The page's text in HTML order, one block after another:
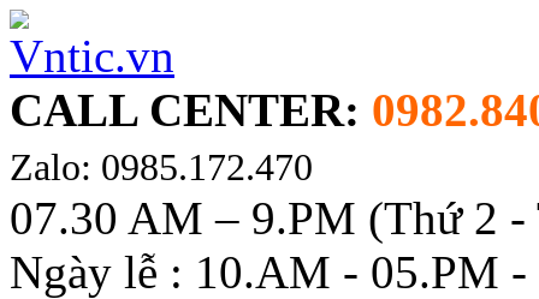
CALL CENTER:
Zalo: 0985.172.470
07.30 AM – 9.PM (Thứ 2 -
Ngày lễ : 10.AM - 05.PM -